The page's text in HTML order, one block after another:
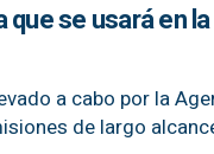
se usará en
a cabo por la
de largo